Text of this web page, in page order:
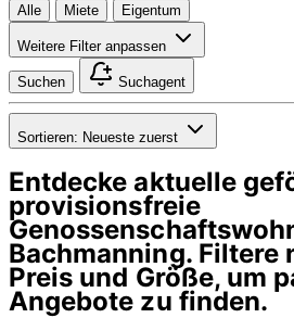
Alle Miete Eigentum
Weitere Filter anpassen
Suchen Suchagent
Sortieren: Neueste zuerst
Entdecke aktuelle
provisionsfreie
Bachmanning. Filtere
Preis und Größe, um
Angebote zu finden.